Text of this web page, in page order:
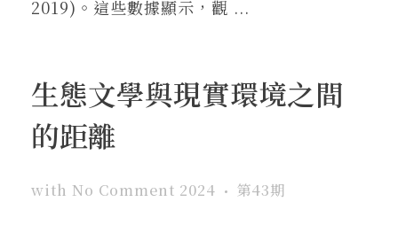
2019)。這些數據顯示，觀 ...
生態文學與現實環境之間
的距離
with No Comment 2024 第43期